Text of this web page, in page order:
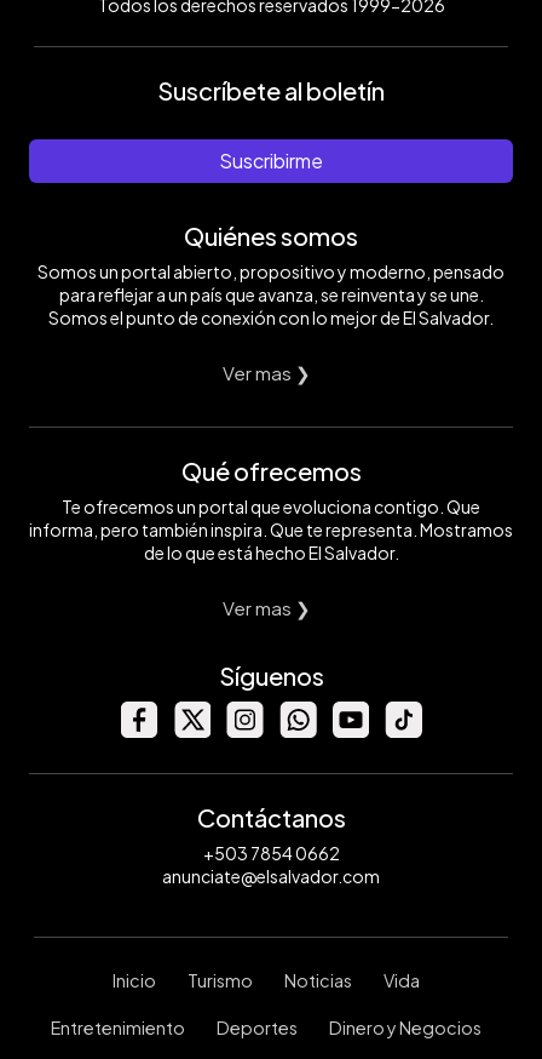
Todos los derechos reservados 1999-2026
Suscríbete al boletín
Suscribirme
Quiénes somos
Somos un portal abierto, propositivo y moderno, pensado
para reflejar a un país que avanza, se reinventa y se une.
Somos el punto de conexión con lo mejor de El Salvador.
Ver mas ❯
Qué ofrecemos
Te ofrecemos un portal que evoluciona contigo. Que
informa, pero también inspira. Que te representa. Mostramos
de lo que está hecho El Salvador.
Ver mas ❯
Síguenos
Contáctanos
+503 7854 0662
anunciate@elsalvador.com
Inicio Turismo Noticias Vida
Entretenimiento Deportes Dinero y Negocios